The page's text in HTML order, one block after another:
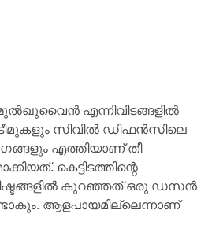
എന്നിവിടങ്ങളിൽ
ടീമുകളും സിവിൽ ഡിഫൻസിലെ
എത്തിയാണ് തീ
കെട്ടിടത്തിന്റെ
കുറഞ്ഞത് ഒരു ഡസൻ
ആളപായമില്ലെന്നാണ്